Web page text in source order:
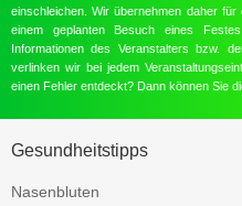
einschleichen. Wir übernehmen daher
einem geplanten Besuch eines
Informationen des Veranstalters bzw.
verlinken wir bei jedem
einen Fehler entdeckt? Dann können Sie
Gesundheitstipps
Nasenbluten